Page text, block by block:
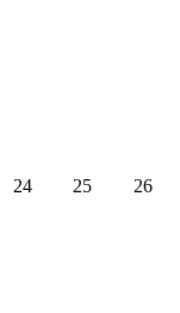
24 25 26